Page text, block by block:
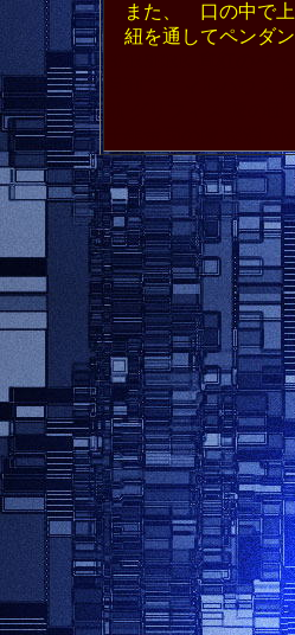
また、 口の中で上
紐を通してペンダ